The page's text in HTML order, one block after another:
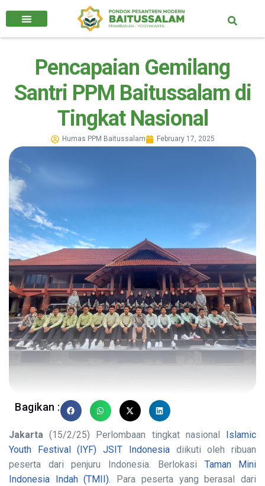
Pencapaian Gemilang
Santri PPM Baitussalam di
Tingkat Nasional
Humas PPM Baitussalam February 17, 2025
Bagikan :
Jakarta(15/2/25) Perlombaan tingkat nasional Islamic
Youth Festival (IYF) JSIT Indonesia diikuti oleh ribuan
peserta dari penjuru Indonesia. Berlokasi Taman Mini
Indonesia Indah (TMII). Para peserta yang berasal dari